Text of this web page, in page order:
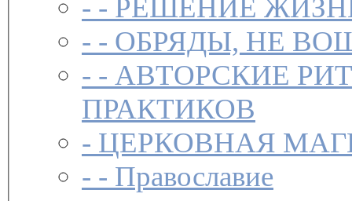
- - РЕШЕНИЕ
- - ОБРЯДЫ, НЕ
- - АВТОРСКИЕ
ПРАКТИКОВ
- ЦЕРКОВНАЯ
- - Православие